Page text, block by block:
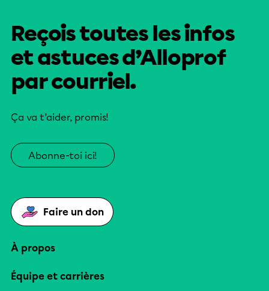
Reçois toutes les infos
et astuces d’Alloprof
par courriel.
Ça va t’aider, promis!
Abonne-toi ici!
Faire un don
À propos
Équipe et carrières